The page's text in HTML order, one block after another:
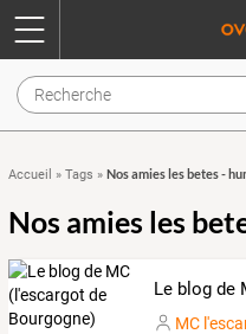
Accueil » Tags » Nos amies les betes -
Nos amies les
MC